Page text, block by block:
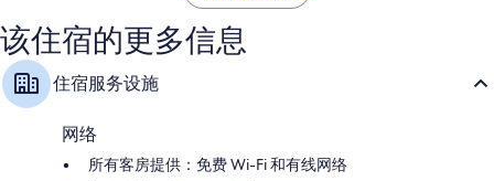
评
该住宿的更多信息
住宿服务设施
网络
所有客房提供：免费 Wi-Fi 和有线网络